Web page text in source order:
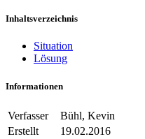
Inhaltsverzeichnis
Situation
Lösung
Informationen
Verfasser
Bühl, Kevin
Erstellt
19.02.2016